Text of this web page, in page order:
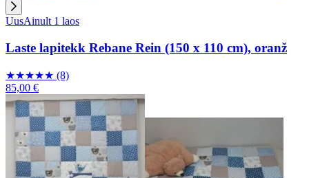
UusAinult 1 laos
Laste lapitekk Rebane Rein (150 x 110 cm), oranž
★★★★★ (8)
85,00 €